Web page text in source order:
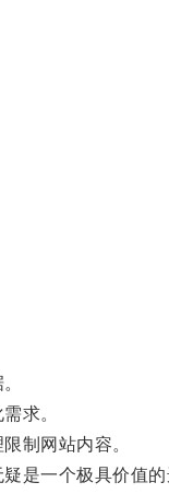
求。
制网站内容。
是一个极具价值